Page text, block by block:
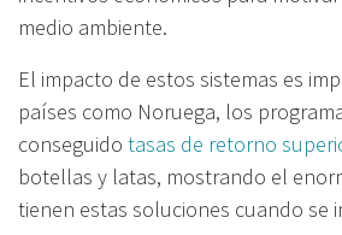
medio ambiente.
El impacto de estos sistemas es
países como Noruega, los
conseguido tasas de retorno
botellas y latas, mostrando el
tienen estas soluciones cuando se